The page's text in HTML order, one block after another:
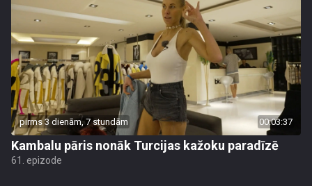
pirms 3 dienām, 7 stundām 00:03:37
Kambalu pāris nonāk Turcijas kažoku paradīzē
61. epizode